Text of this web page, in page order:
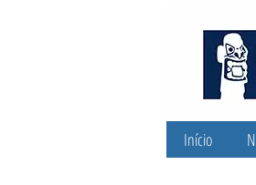
Início